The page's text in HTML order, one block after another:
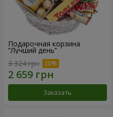
Подарочная корзина
“Лучший день”
3 324 грн
Заказать